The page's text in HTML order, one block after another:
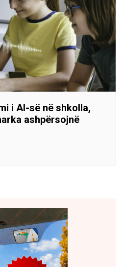
i AI-së në shkolla,
ashpërsojnë